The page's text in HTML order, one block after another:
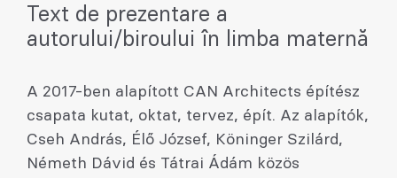
Text de prezentare a
autorului/biroului în limba maternă
A 2017-ben alapított CAN Architects építész
csapata kutat, oktat, tervez, épít. Az alapítók,
Cseh András, Élő József, Köninger Szilárd,
Németh Dávid és Tátrai Ádám közös